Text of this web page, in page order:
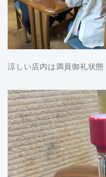
涼しい店内は満員御礼状態